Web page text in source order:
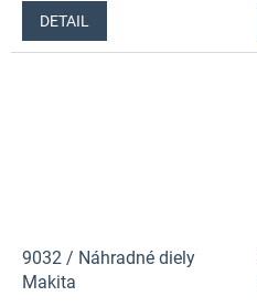
DETAIL
9032 / Náhradné diely
Makita